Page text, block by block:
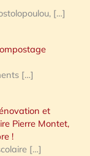
[…]
[…]
et
Pierre Montet,
!
[…]